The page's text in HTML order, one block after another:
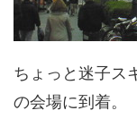
ちょっと迷子ス
の会場に到着。